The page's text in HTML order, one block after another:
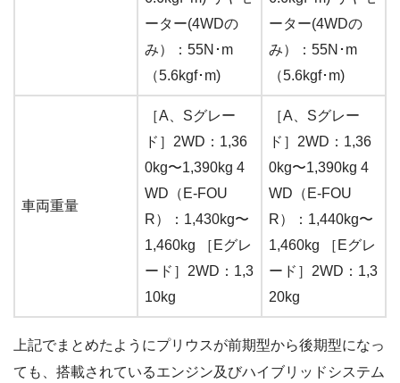
ーター(4WDの
み）：55N･m
（5.6kgf･m)
ーター(4WDの
み）：55N･m
（5.6kgf･m)
車両重量
［A、Sグレー
ド］2WD：1,36
0kg〜1,390kg 4
WD（E-FOU
R）：1,430kg〜
1,460kg ［Eグレ
ード］2WD：1,3
10kg
［A、Sグレー
ド］2WD：1,36
0kg〜1,390kg 4
WD（E-FOU
R）：1,440kg〜
1,460kg ［Eグレ
ード］2WD：1,3
20kg
上記でまとめたようにプリウスが前期型から後期型になっ
ても、搭載されているエンジン及びハイブリッドシステム